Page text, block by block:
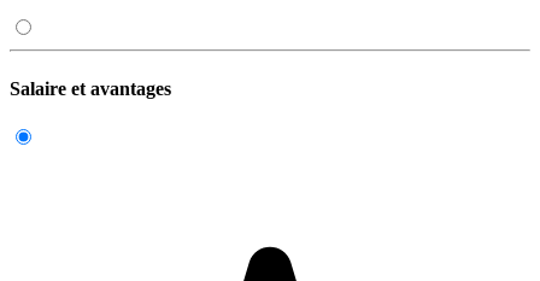
Salaire et avantages